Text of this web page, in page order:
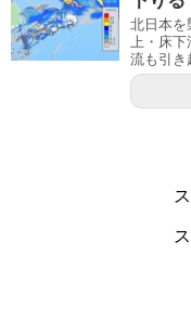
北日本を
上・床
流も引き